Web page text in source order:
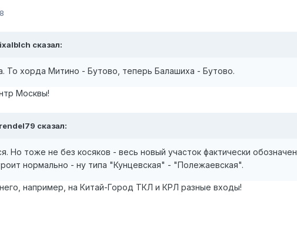
сказал:
То хорда Митино - Бутово, теперь Балашиха - Бутово.
Москвы!
сказал:
Но тоже не без косяков - весь новый участок фактически
нормально - ну типа "Кунцевская" - "Полежаевская".
например, на Китай-Город ТКЛ и КРЛ разные входы!